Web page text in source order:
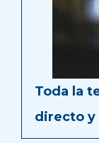
Toda la
directo y